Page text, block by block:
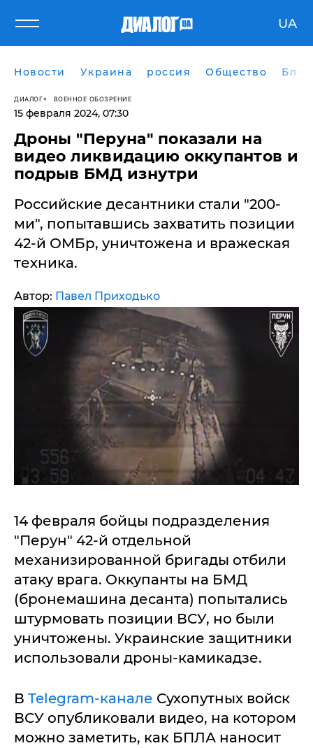
UA
Новости Украина россия Общество
ДИАЛОГ ВОЕННОЕ ОБОЗРЕНИЕ
15 февраля 2024, 07:30
Дроны "Перуна" показали на
видео ликвидацию оккупантов и
подрыв БМД изнутри
Российские десантники стали "200-
ми", попытавшись захватить позиции
42-й ОМБр, уничтожена и вражеская
техника.
Автор: Павел Приходько
14 февраля бойцы подразделения
"Перун" 42-й отдельной
механизированной бригады отбили
атаку врага. Оккупанты на БМД
(бронемашина десанта) попытались
штурмовать позиции ВСУ, но были
уничтожены. Украинские защитники
использовали дроны-камикадзе.
В Telegram-канале Сухопутных войск
ВСУ опубликовали видео, на котором
можно заметить, как БПЛА наносит